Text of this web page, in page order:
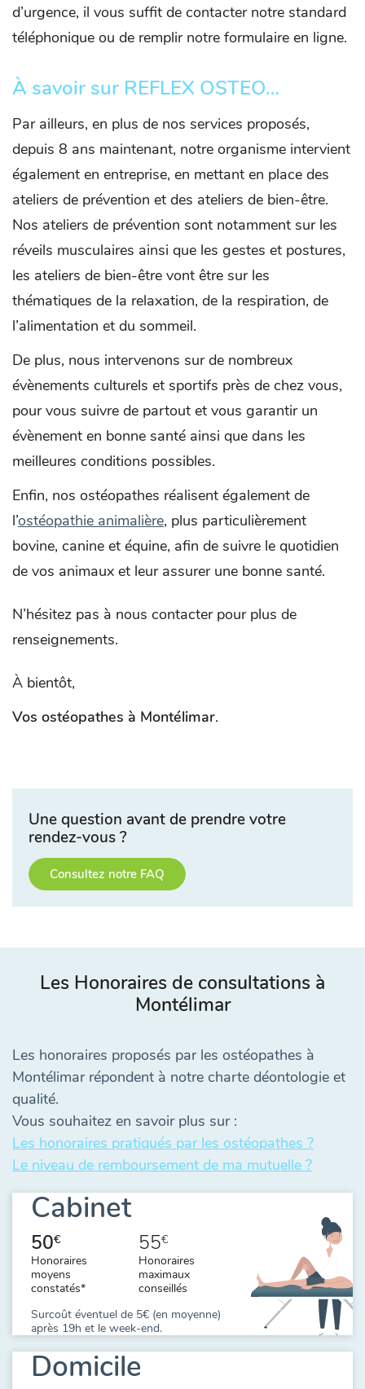
d’urgence, il vous suffit de contacter notre standard
téléphonique ou de remplir notre formulaire en ligne.
À savoir sur REFLEX OSTEO…
Par ailleurs, en plus de nos services proposés,
depuis 8 ans maintenant, notre organisme intervient
également en entreprise, en mettant en place des
ateliers de prévention et des ateliers de bien-être.
Nos ateliers de prévention sont notamment sur les
réveils musculaires ainsi que les gestes et postures,
les ateliers de bien-être vont être sur les
thématiques de la relaxation, de la respiration, de
l’alimentation et du sommeil.
De plus, nous intervenons sur de nombreux
évènements culturels et sportifs près de chez vous,
pour vous suivre de partout et vous garantir un
évènement en bonne santé ainsi que dans les
meilleures conditions possibles.
Enfin, nos ostéopathes réalisent également de
l’ostéopathie animalière, plus particulièrement
bovine, canine et équine, afin de suivre le quotidien
de vos animaux et leur assurer une bonne santé.
N’hésitez pas à nous contacter pour plus de
renseignements.
À bientôt,
Vos ostéopathes à Montélimar.
Une question avant de prendre votre
rendez-vous ?
Consultez notre FAQ
Les Honoraires de consultations à
Montélimar
Les honoraires proposés par les ostéopathes à
Montélimar répondent à notre charte déontologie et
qualité.
Vous souhaitez en savoir plus sur :
Les honoraires pratiqués par les ostéopathes ?
Le niveau de remboursement de ma mutuelle ?
Cabinet
50€
Honoraires
moyens
constatés*
55€
Honoraires
maximaux
conseillés
Surcoût éventuel de 5€ (en moyenne)
après 19h et le week-end.
Domicile